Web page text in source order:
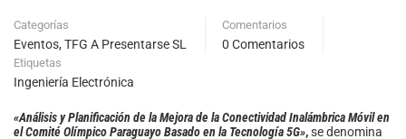
Categorías
Eventos, TFG A Presentarse SL
Comentarios
0 Comentarios
Etiquetas
Ingeniería Electrónica
«Análisis y Planificación de la Mejora de la Conectividad Inalámbrica Móvil en
el Comité Olímpico Paraguayo Basado en la Tecnología 5G»,se denomina